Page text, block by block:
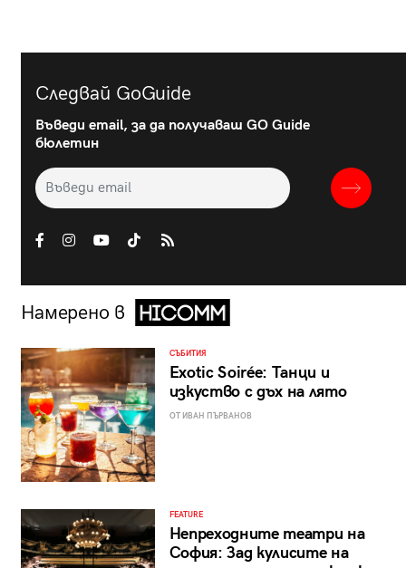
Следвай GoGuide
Въведи email, за да получаваш GO Guide
бюлетин
Намерено в
СЪБИТИЯ
Exotic Soirée: Танци и
изкуство с дъх на лято
ОТ ИВАН ПЪРВАНОВ
FEATURE
Непреходните театри на
София: Зад кулисите на